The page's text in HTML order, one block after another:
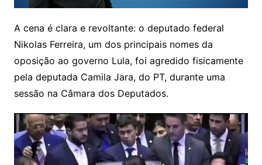
A cena é clara e revoltante: o deputado federal
Nikolas Ferreira, um dos principais nomes da
oposição ao governo Lula, foi agredido fisicamente
pela deputada Camila Jara, do PT, durante uma
sessão na Câmara dos Deputados.